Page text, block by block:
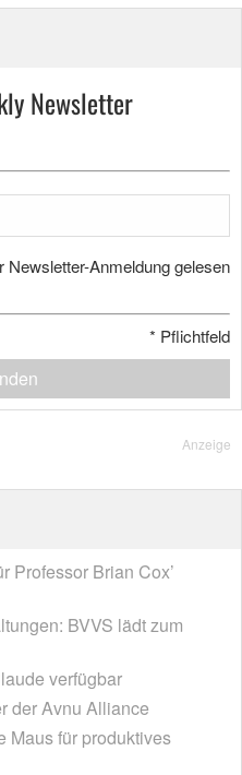
Newsletter
Newsletter-Anmeldung gelesen
* Pflichtfeld
Anzeige
Professor Brian Cox’
BVVS lädt zum
verfügbar
der Avnu Alliance
Maus für produktives